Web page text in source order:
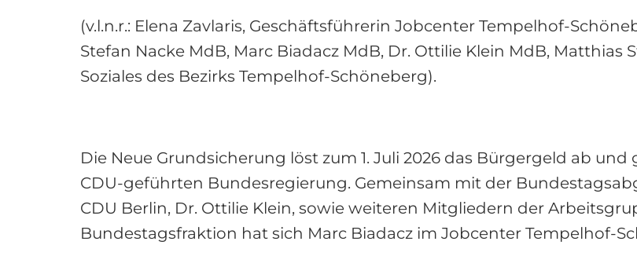
(v.l.n.r.: Elena Zavlaris, Geschäftsführerin Jobcenter Tempelhof-
Stefan Nacke MdB, Marc Biadacz MdB, Dr. Ottilie Klein MdB,
Soziales des Bezirks Tempelhof-Schöneberg).
Die Neue Grundsicherung löst zum 1. Juli 2026 das Bürgergeld ab
CDU-geführten Bundesregierung. Gemeinsam mit der
CDU Berlin, Dr. Ottilie Klein, sowie weiteren Mitgliedern der
Bundestagsfraktion hat sich Marc Biadacz im Jobcenter Tempelhof-